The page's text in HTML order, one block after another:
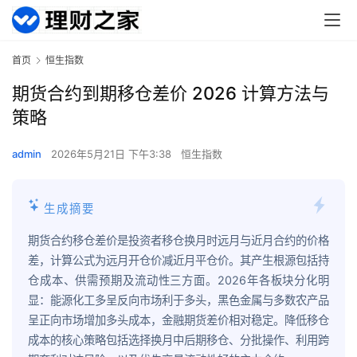
首页 恒生指数
期货合约到期移仓差价 2026 计算方法与
策略
admin 2026年5月21日 下午3:38 恒生指数
生成摘要
期货合约移仓差价是投资者移仓换月时远月与近月合约的价格
差，计算公式为远月开仓价减近月平仓价。其产生根源包括持
仓成本、供需预期及流动性三方面。2026年各板块分化明
显：能源化工多呈反向市场利于多头，黑色金属与多数农产品
呈正向市场增加多头成本，金融期货差价相对稳定。降低移仓
成本的核心策略包括选择换月中后期移仓、分批操作、利用跨